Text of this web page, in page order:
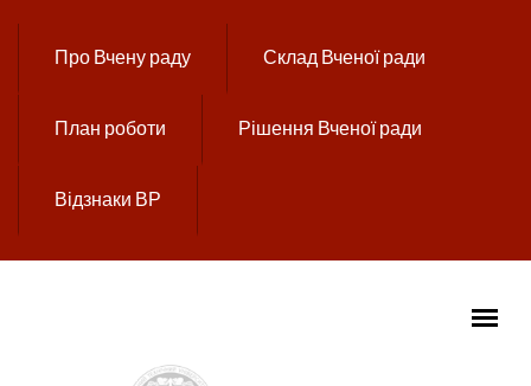
Про Вчену раду Склад Вченої ради
План роботи Рішення Вченої ради
Відзнаки ВР